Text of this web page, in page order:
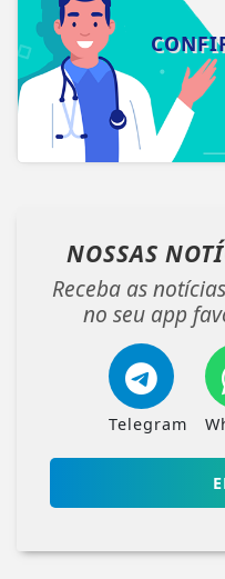
NOSSAS
Receba as
no seu app
Telegram